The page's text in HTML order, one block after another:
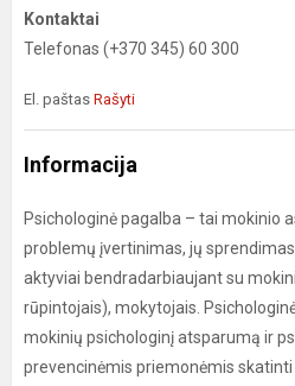
Kontaktai
Telefonas (+370 345) 60 300
El. paštas Rašyti
Informacija
Psichologinė pagalba – tai mokinio
problemų įvertinimas, jų
aktyviai bendradarbiaujant su
rūpintojais), mokytojais.
mokinių psichologinį atsparumą ir
prevencinėmis priemonėmis